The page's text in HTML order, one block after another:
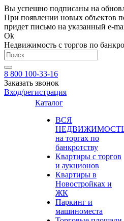
Вы успешно подписаны на
При появлении новых объектов
придет письмо на указанный e-
Ok
Недвижимость с торгов по
8 800 100-33-16
Заказать звонок
Вход/регистрация
Каталог
ВСЯ
на торгах по
банкротству
Квартиры с торгов
и аукционов
Квартиры в
Новостройках и
ЖК
Паркинг и
машиноместа